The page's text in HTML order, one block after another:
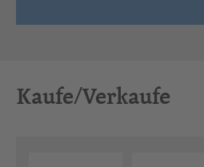
Kaufe/Verkaufe